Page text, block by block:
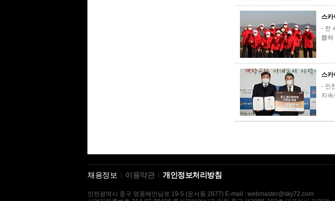
스
- 전
뽑혀
스
- 인
지속
채용정보 이용약관 개인정보처리방침
인천광역시 중구 영종해안남로 19-5 (운서동 2877) E-mail : webmaster@sky72.com